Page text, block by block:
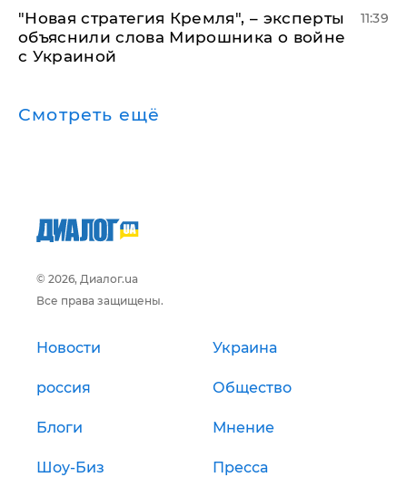
"Новая стратегия Кремля", – эксперты
объяснили слова Мирошника о войне
с Украиной
11:39
Смотреть ещё
© 2026, Диалог.ua
Все права защищены.
Новости Украина
россия Общество
Блоги Мнение
Шоу-Биз Пресса